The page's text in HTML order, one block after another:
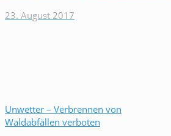
23. August 2017
Unwetter – Verbrennen von
Waldabfällen verboten